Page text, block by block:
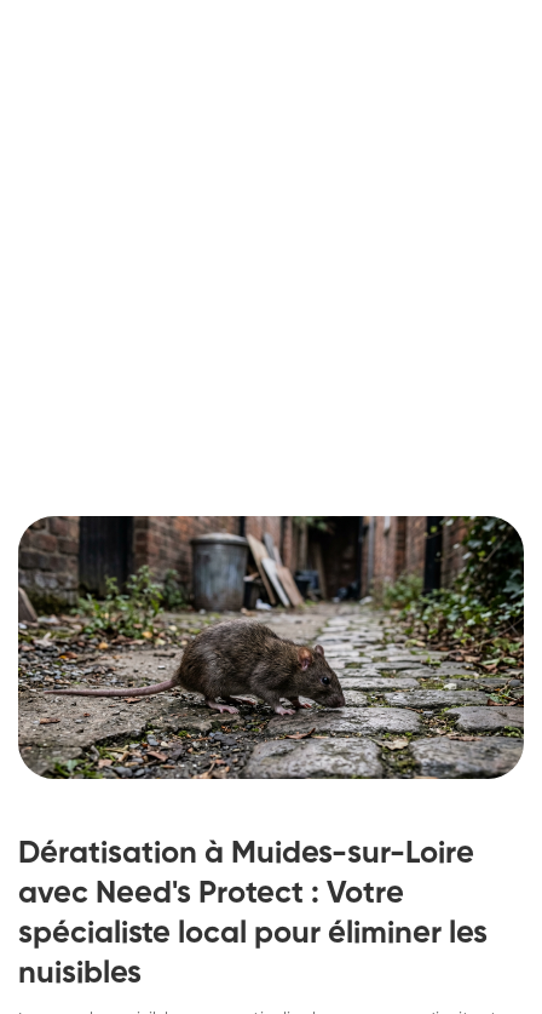
Dératisation à Muides-sur-Loire
avec Need's Protect : Votre
spécialiste local pour éliminer les
nuisibles